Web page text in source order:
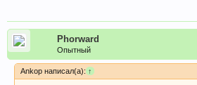
Phorward
Опытный
Ankop написал(а):↑